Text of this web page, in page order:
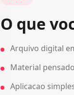
O que
Arquivo digital
Material
Aplicacao